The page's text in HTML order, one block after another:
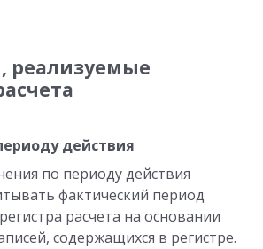
реализуемые
действия
по периоду действия
фактический период
расчета на основании
содержащихся в регистре.